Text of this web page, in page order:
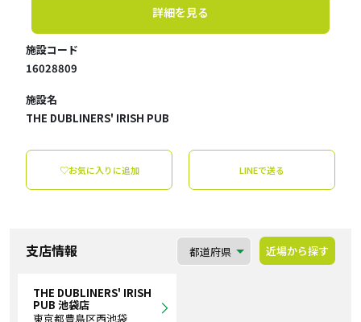
詳細を見る
施設コード
16028809
施設名
THE DUBLINERS' IRISH PUB
♡お気に入りに追加 LINEで送る
支店情報 近場から探す
THE DUBLINERS' IRISH
PUB 池袋店
東京都豊島区西池袋